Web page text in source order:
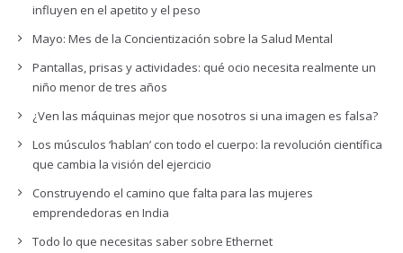
influyen en el apetito y el peso
Mayo: Mes de la Concientización sobre la Salud Mental
Pantallas, prisas y actividades: qué ocio necesita realmente un
niño menor de tres años
¿Ven las máquinas mejor que nosotros si una imagen es falsa?
Los músculos ‘hablan’ con todo el cuerpo: la revolución científica
que cambia la visión del ejercicio
Construyendo el camino que falta para las mujeres
emprendedoras en India
Todo lo que necesitas saber sobre Ethernet